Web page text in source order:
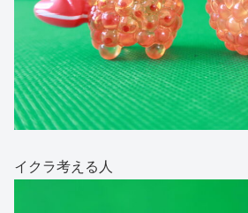
イクラ考える人